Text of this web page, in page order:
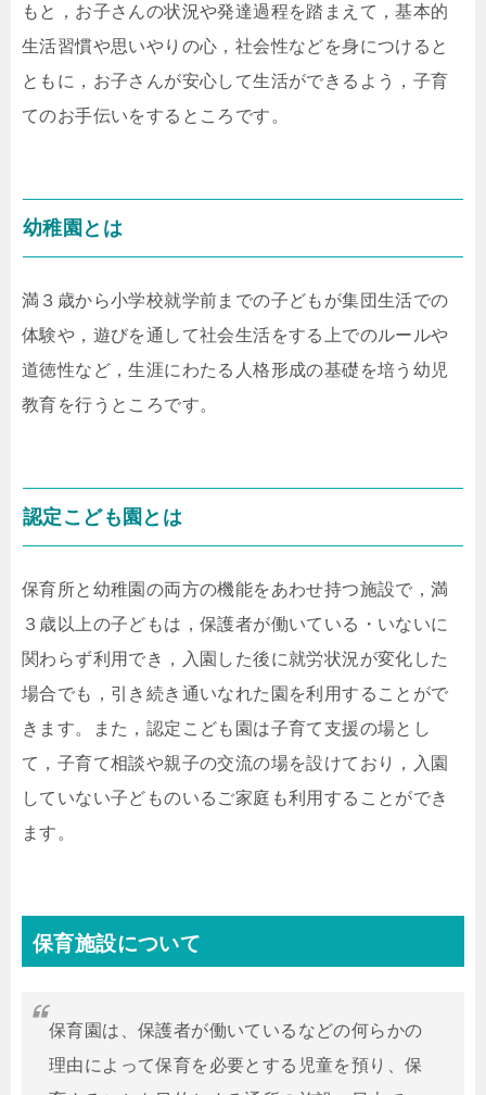
もと，お子さんの状況や発達過程を踏まえて，基本的
生活習慣や思いやりの心，社会性などを身につけると
ともに，お子さんが安心して生活ができるよう，子育
てのお手伝いをするところです。
幼稚園とは
満３歳から小学校就学前までの子どもが集団生活での
体験や，遊びを通して社会生活をする上でのルールや
道徳性など，生涯にわたる人格形成の基礎を培う幼児
教育を行うところです。
認定こども園とは
保育所と幼稚園の両方の機能をあわせ持つ施設で，満
３歳以上の子どもは，保護者が働いている・いないに
関わらず利用でき，入園した後に就労状況が変化した
場合でも，引き続き通いなれた園を利用することがで
きます。また，認定こども園は子育て支援の場とし
て，子育て相談や親子の交流の場を設けており，入園
していない子どものいるご家庭も利用することができ
ます。
保育施設について
保育園は、保護者が働いているなどの何らかの
理由によって保育を必要とする児童を預り、保